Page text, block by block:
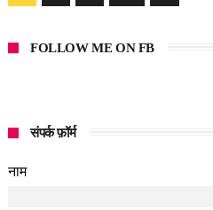
FOLLOW ME ON FB
संपर्क फ़ॉर्म
नाम